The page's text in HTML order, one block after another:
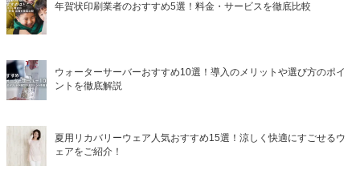
年賀状印刷業者のおすすめ5選！料金・サービスを徹底比較
ウォーターサーバーおすすめ10選！導入のメリットや選び方のポイ
ントを徹底解説
夏用リカバリーウェア人気おすすめ15選！涼しく快適にすごせるウ
ェアをご紹介！